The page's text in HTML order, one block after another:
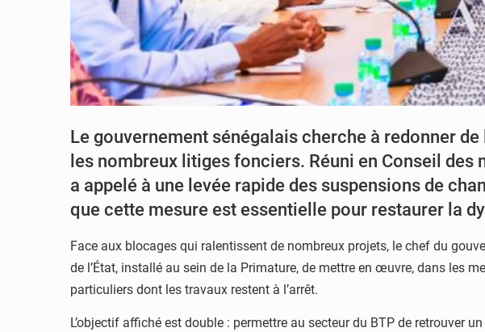
Le gouvernement sénégalais cherche à redonner
les nombreux litiges fonciers. Réuni en Conseil
a appelé à une levée rapide des suspensions de
que cette mesure est essentielle pour restaurer la
Face aux blocages qui ralentissent de nombreux projets, le chef du
de l’État, installé au sein de la Primature, de mettre en œuvre, dans les
particuliers dont les travaux restent à l’arrêt.
L’objectif affiché est double : permettre au secteur du BTP de retrouver